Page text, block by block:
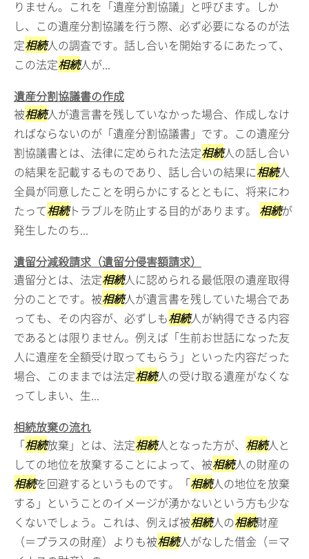
りません。これを「遺産分割協議」と呼びます。しか
し、この遺産分割協議を行う際、必ず必要になるのが法
定相続人の調査です。話し合いを開始するにあたって、
この法定相続人が...
遺産分割協議書の作成
被相続人が遺言書を残していなかった場合、作成しなけ
ればならないのが「遺産分割協議書」です。この遺産分
割協議書とは、法律に定められた法定相続人の話し合い
の結果を記載するものであり、話し合いの結果に相続人
全員が同意したことを明らかにするとともに、将来にわ
たって相続トラブルを防止する目的があります。 相続が
発生したのち...
遺留分減殺請求（遺留分侵害額請求）
遺留分とは、法定相続人に認められる最低限の遺産取得
分のことです。被相続人が遺言書を残していた場合であ
っても、その内容が、必ずしも相続人が納得できる内容
であるとは限りません。例えば「生前お世話になった友
人に遺産を全額受け取ってもらう」といった内容だった
場合、このままでは法定相続人の受け取る遺産がなくな
ってしまい、生...
相続放棄の流れ
「相続放棄」とは、法定相続人となった方が、 相続人と
しての地位を放棄することによって、被相続人の財産の
相続を回避するというものです。「相続人の地位を放棄
する」ということのイメージが湧かないという方も少な
くないでしょう。これは、例えば被相続人の相続財産
（＝プラスの財産）よりも被相続人がなした借金（＝マ